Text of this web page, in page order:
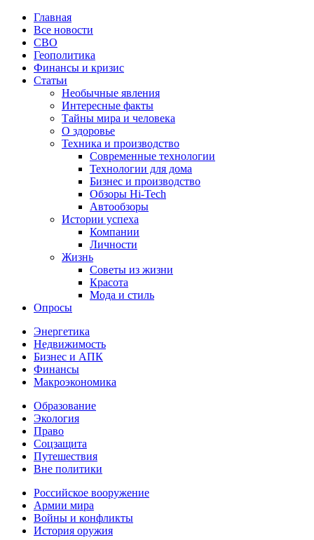
Главная
Все новости
СВО
Геополитика
Финансы и кризис
Статьи
Необычные явления
Интересные факты
Тайны мира и человека
О здоровье
Техника и производство
Современные технологии
Технологии для дома
Бизнес и производство
Обзоры Hi-Tech
Автообзоры
Истории успеха
Компании
Личности
Жизнь
Советы из жизни
Красота
Мода и стиль
Опросы
Энергетика
Недвижимость
Бизнес и АПК
Финансы
Макроэкономика
Образование
Экология
Право
Соцзащита
Путешествия
Вне политики
Российское вооружение
Армии мира
Войны и конфликты
История оружия